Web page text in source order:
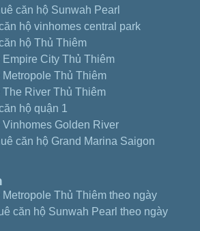
căn hộ Sunwah Pearl
hộ vinhomes central park
hộ Thủ Thiêm
Empire City Thủ Thiêm
Metropole Thủ Thiêm
The River Thủ Thiêm
hộ quận 1
Vinhomes Golden River
căn hộ Grand Marina Saigon
Metropole Thủ Thiêm theo ngày
căn hộ Sunwah Pearl theo ngày